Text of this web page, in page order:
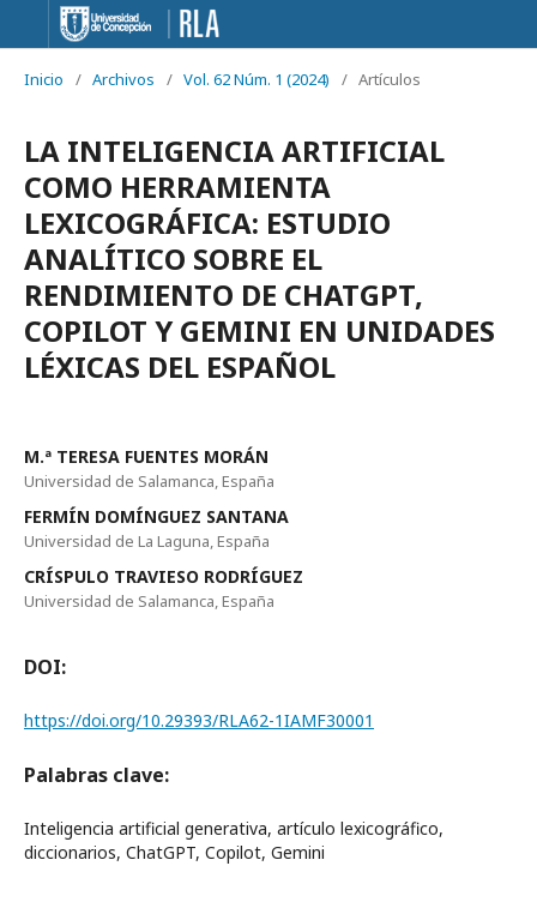
Inicio / Archivos / Vol. 62 Núm. 1 (2024) / Artículos
LA INTELIGENCIA ARTIFICIAL
COMO HERRAMIENTA
LEXICOGRÁFICA: ESTUDIO
ANALÍTICO SOBRE EL
RENDIMIENTO DE CHATGPT,
COPILOT Y GEMINI EN UNIDADES
LÉXICAS DEL ESPAÑOL
M.ª TERESA FUENTES MORÁN
Universidad de Salamanca, España
FERMÍN DOMÍNGUEZ SANTANA
Universidad de La Laguna, España
CRÍSPULO TRAVIESO RODRÍGUEZ
Universidad de Salamanca, España
DOI:
https://doi.org/10.29393/RLA62-1IAMF30001
Palabras clave:
Inteligencia artificial generativa, artículo lexicográfico,
diccionarios, ChatGPT, Copilot, Gemini